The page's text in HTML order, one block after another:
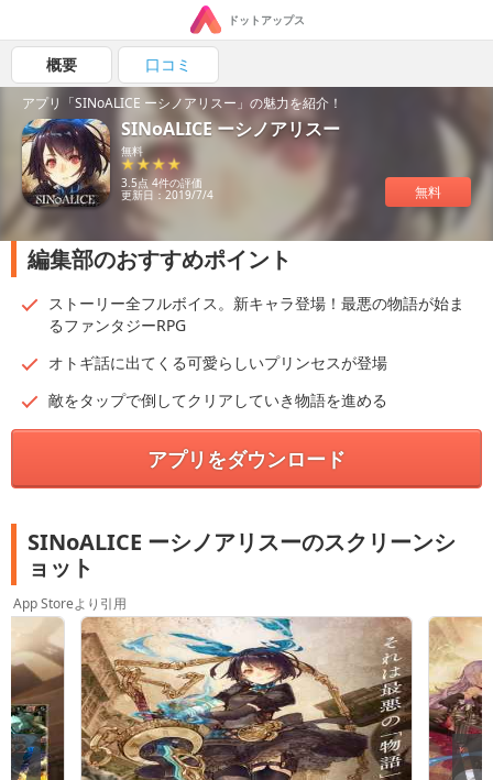
ドットアップス
概要 口コミ
アプリ「SINoALICE ーシノアリスー」の魅力を紹介！
SINoALICE ーシノアリスー
無料
3.5点 4件の評価
更新日：2019/7/4 無料
編集部のおすすめポイント
ストーリー全フルボイス。新キャラ登場！最悪の物語が始ま
るファンタジーRPG
オトギ話に出てくる可愛らしいプリンセスが登場
敵をタップで倒してクリアしていき物語を進める
アプリをダウンロード
SINoALICE ーシノアリスーのスクリーンシ
ョット
App Storeより引用